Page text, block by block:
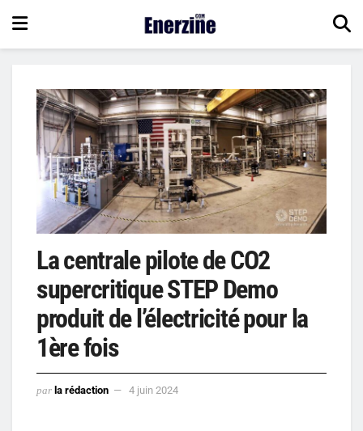
La centrale pilote de CO2
supercritique STEP Demo
produit de l’électricité pour la
1ère fois
par la rédaction 4 juin 2024